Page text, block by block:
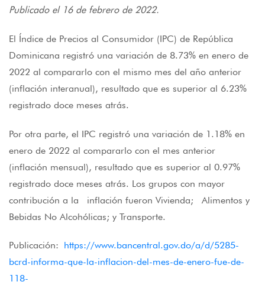
Publicado el 16 de febrero de 2022.
El Índice de Precios al Consumidor (IPC) de República
Dominicana registró una variación de 8.73% en enero de
2022 al compararlo con el mismo mes del año anterior
(inflación interanual), resultado que es superior al 6.23%
registrado doce meses atrás.
Por otra parte, el IPC registró una variación de 1.18% en
enero de 2022 al compararlo con el mes anterior
(inflación mensual), resultado que es superior al 0.97%
registrado doce meses atrás. Los grupos con mayor
contribución a la inflación fueron Vivienda; Alimentos y
Bebidas No Alcohólicas; y Transporte.
Publicación: https://www.bancentral.gov.do/a/d/5285-
bcrd-informa-que-la-inflacion-del-mes-de-enero-fue-de-
118-